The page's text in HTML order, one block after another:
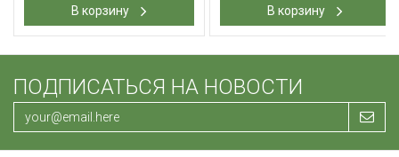
В корзину В корзину
ПОДПИСАТЬСЯ НА НОВОСТИ